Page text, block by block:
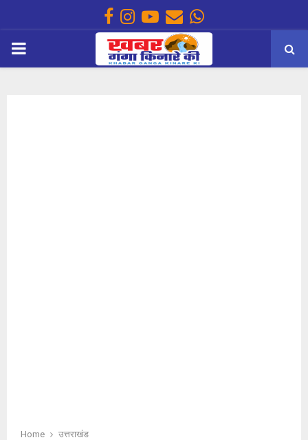
Facebook
Instagram
Youtube
EmailWhatsapp
PRIMARY
Home
उत्तराखंड